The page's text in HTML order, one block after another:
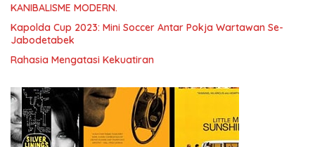
KANIBALISME MODERN.
Kapolda Cup 2023: Mini Soccer Antar Pokja Wartawan Se-
Jabodetabek
Rahasia Mengatasi Kekuatiran